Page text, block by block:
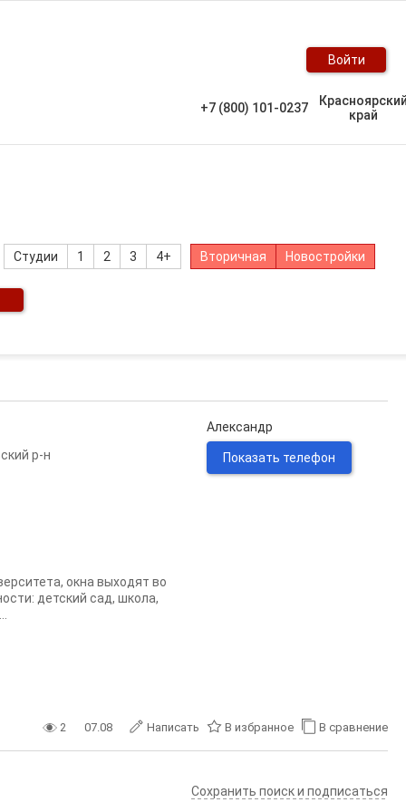
Войти
+7 (800) 101-0237
край
Студии 1 2 3 4+ Вторичная Новостройки
р-н
окна выходят во
детский сад, школа,
Александр
Показать телефон
2 07.08 Написать В избранное В сравнение
Сохранить поиск и подписаться